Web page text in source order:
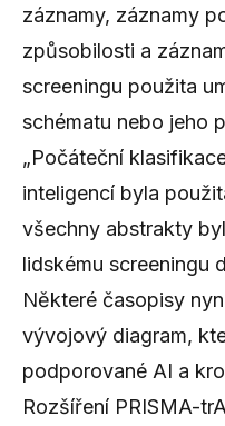
záznamy, záznamy
způsobilosti a
screeningu použita
schématu nebo jeho
„Počáteční
inteligencí byla
všechny abstrakty
lidskému screeningu
Některé časopisy
vývojový diagram,
podporované AI a
Rozšíření PRISMA-